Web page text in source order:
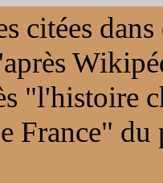
citées
"l'histoire
France"